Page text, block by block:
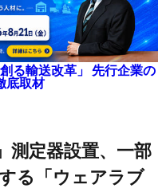
る輸送改革」 先行企業の
底取材
る「ウェアラブ